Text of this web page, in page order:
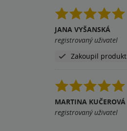
JANA VYŠANSKÁ
registrovaný uživatel
Zakoupil produkt
MARTINA KUČEROVÁ
registrovaný uživatel